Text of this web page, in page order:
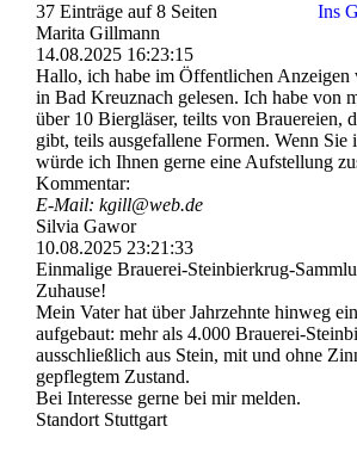
37 Einträge auf 8 Seiten
Ins
Marita Gillmann
14.08.2025 16:23:15
Hallo, ich habe im Öffentlichen Anzeigen
in Bad Kreuznach gelesen. Ich habe von
über 10 Biergläser, teilts von Brauereien,
gibt, teils ausgefallene Formen. Wenn Sie
würde ich Ihnen gerne eine Aufstellung
Kommentar:
E-Mail: kgill@web.de
Silvia Gawor
10.08.2025 23:21:33
Einmalige Brauerei-­Steinbierkrug-­
Zuhause!
Mein Vater hat über Jahrzehnte hinweg
aufgebaut: mehr als 4.000 Brauerei-­
ausschließlich aus Stein, mit und ohne
gepflegtem Zustand.
Bei Interesse gerne bei mir melden.
Standort Stuttgart